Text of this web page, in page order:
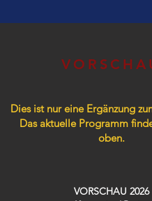
Dies ist nur eine Ergänzung
Das aktuelle Programm
oben.
VORSCHAU 2026